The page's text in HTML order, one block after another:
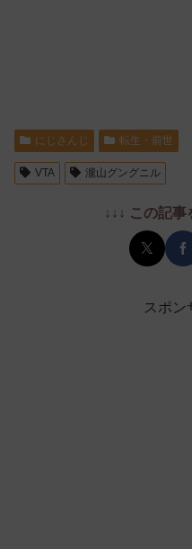
にじさんじ 転生・前世
VTA 瀧山グングニル
↓↓↓ この記事
スポン